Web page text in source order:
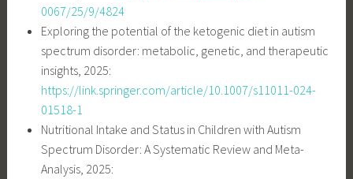
0067/25/9/4824
Exploring the potential of the ketogenic diet in autism
spectrum disorder: metabolic, genetic, and therapeutic
insights, 2025:
https://link.springer.com/article/10.1007/s11011-024-
01518-1
Nutritional Intake and Status in Children with Autism
Spectrum Disorder: A Systematic Review and Meta-
Analysis, 2025: